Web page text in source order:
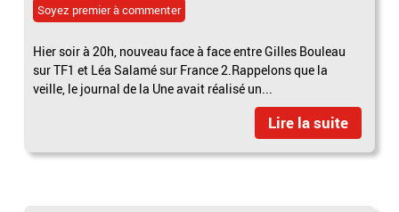
Soyez premier à commenter
Hier soir à 20h, nouveau face à face entre Gilles Bouleau
sur TF1 et Léa Salamé sur France 2.Rappelons que la
veille, le journal de la Une avait réalisé un...
Lire la suite